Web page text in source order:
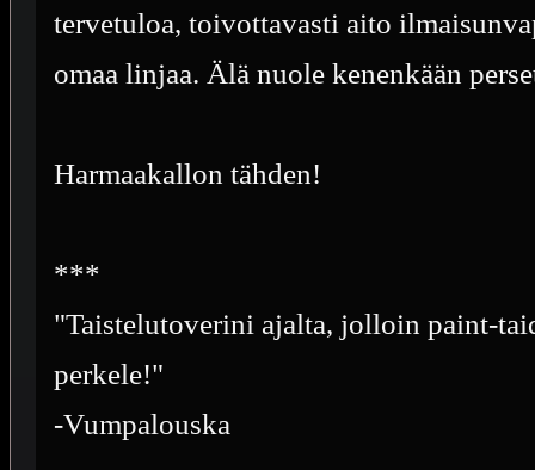
tervetuloa, toivottavasti aito
omaa linjaa. Älä nuole kenenkään
Harmaakallon tähden!
***
"Taistelutoverini ajalta, jolloin paint-
perkele!"
-Vumpalouska